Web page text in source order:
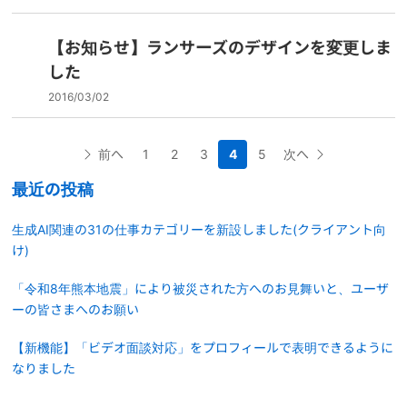
【お知らせ】ランサーズのデザインを変更しま
した
2016/03/02
前へ 1 2 3 4 5 次へ
最近の投稿
生成AI関連の31の仕事カテゴリーを新設しました(クライアント向
け)
「令和8年熊本地震」により被災された方へのお見舞いと、ユーザ
ーの皆さまへのお願い
【新機能】「ビデオ面談対応」をプロフィールで表明できるように
なりました